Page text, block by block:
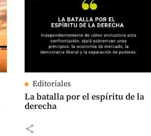
Editoriales
La batalla por el espíritu de la
derecha
share